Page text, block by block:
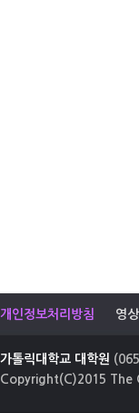
개인정보처리방침 영
가톨릭대학교 대학원
Copyright(C)2015 The